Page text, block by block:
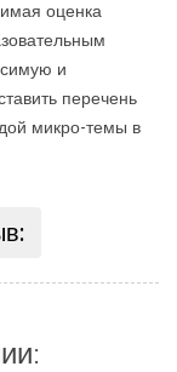
оценка
и
перечень
микро-темы в